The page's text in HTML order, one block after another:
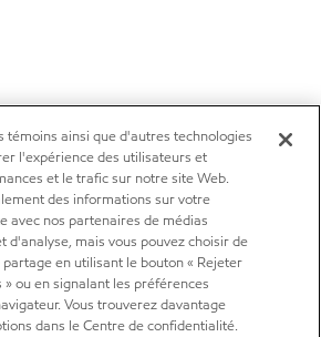
témoins ainsi que d'autres technologies
l'expérience des utilisateurs et
et le trafic sur notre site Web.
des informations sur votre
avec nos partenaires de médias
d'analyse, mais vous pouvez choisir de
en utilisant le bouton « Rejeter
ou en signalant les préférences
Vous trouverez davantage
dans le Centre de confidentialité.